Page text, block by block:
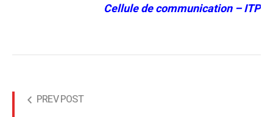
Cellule de communication – ITP
PREV POST